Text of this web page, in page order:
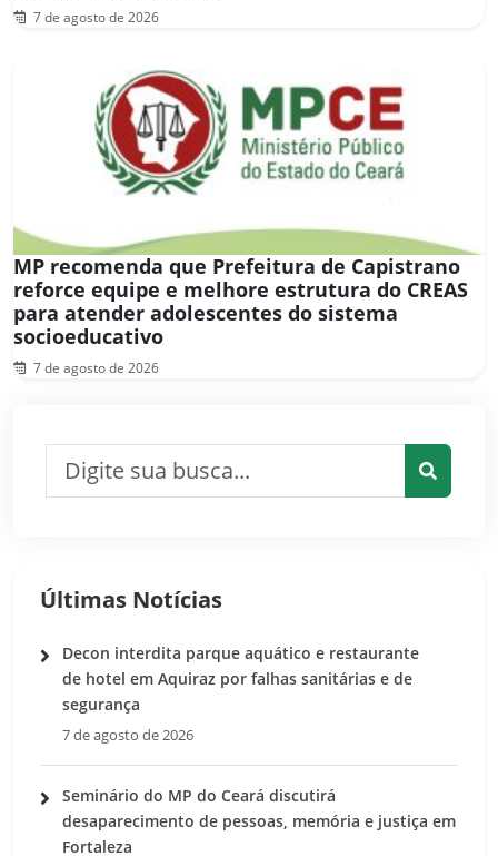
7 de agosto de 2026
MP recomenda que Prefeitura de Capistrano
reforce equipe e melhore estrutura do CREAS
para atender adolescentes do sistema
socioeducativo
7 de agosto de 2026
Últimas Notícias
Decon interdita parque aquático e restaurante
de hotel em Aquiraz por falhas sanitárias e de
segurança
7 de agosto de 2026
Seminário do MP do Ceará discutirá
desaparecimento de pessoas, memória e justiça em
Fortaleza